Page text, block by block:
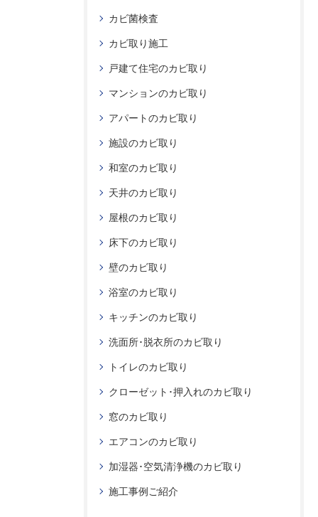
カビ菌検査
カビ取り施工
戸建て住宅のカビ取り
マンションのカビ取り
アパートのカビ取り
施設のカビ取り
和室のカビ取り
天井のカビ取り
屋根のカビ取り
床下のカビ取り
壁のカビ取り
浴室のカビ取り
キッチンのカビ取り
洗面所･脱衣所のカビ取り
トイレのカビ取り
クローゼット･押入れのカビ取り
窓のカビ取り
エアコンのカビ取り
加湿器･空気清浄機のカビ取り
施工事例ご紹介